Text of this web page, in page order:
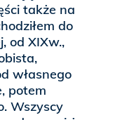
także na
do
od XIXw.,
własnego
potem
Wszyscy